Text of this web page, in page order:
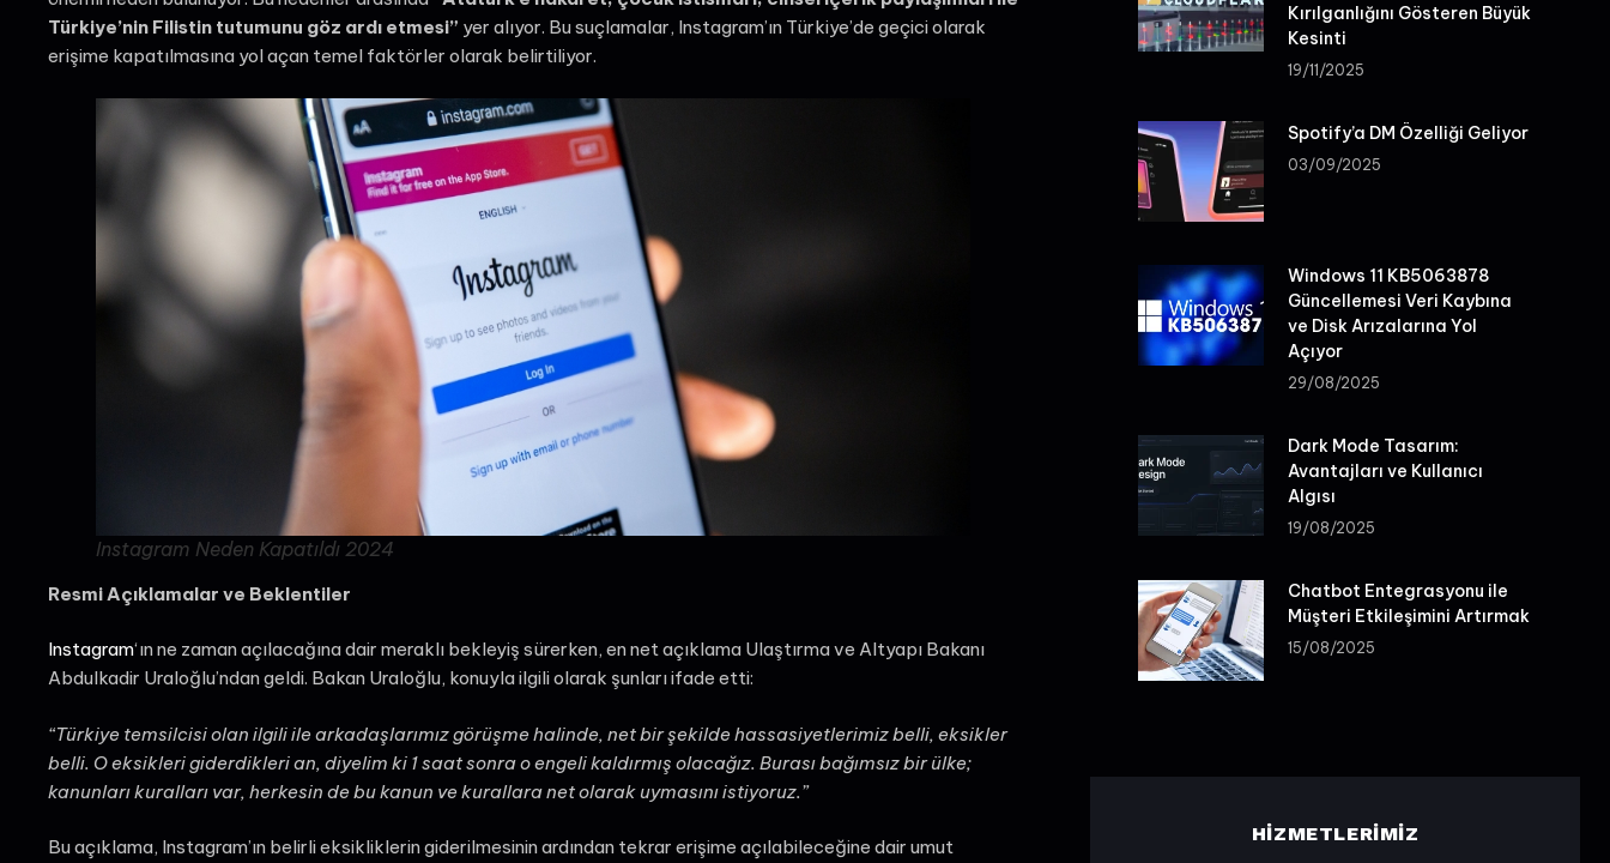
Türkiye’nin Filistin tutumunu göz ardı etmesi” yer alıyor. Bu suçlamalar, Instagram’ın Türkiye’de geçici olarak
erişime kapatılmasına yol açan temel faktörler olarak belirtiliyor.
Instagram Neden Kapatıldı 2024
Resmi Açıklamalar ve Beklentiler
Instagram‘ın ne zaman açılacağına dair meraklı bekleyiş sürerken, en net açıklama Ulaştırma ve Altyapı Bakanı
Abdulkadir Uraloğlu’ndan geldi. Bakan Uraloğlu, konuyla ilgili olarak şunları ifade etti:
“Türkiye temsilcisi olan ilgili ile arkadaşlarımız görüşme halinde, net bir şekilde hassasiyetlerimiz belli, eksikler
belli. O eksikleri giderdikleri an, diyelim ki 1 saat sonra o engeli kaldırmış olacağız. Burası bağımsız bir ülke;
kanunları kuralları var, herkesin de bu kanun ve kurallara net olarak uymasını istiyoruz.”
Bu açıklama, Instagram’ın belirli eksikliklerin giderilmesinin ardından tekrar erişime açılabileceğine dair umut
Kırılganlığını Gösteren Büyük
Kesinti
19/11/2025
Spotify’a DM Özelliği Geliyor
03/09/2025
Windows 11 KB5063878
Güncellemesi Veri Kaybına
ve Disk Arızalarına Yol
Açıyor
29/08/2025
Dark Mode Tasarım:
Avantajları ve Kullanıcı
Algısı
19/08/2025
Chatbot Entegrasyonu ile
Müşteri Etkileşimini Artırmak
15/08/2025
HIZMETLERIMIZ